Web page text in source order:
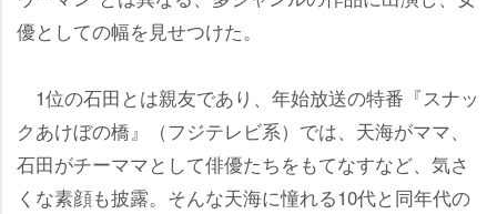
優としての幅を見せつけた。
1位の石田とは親友であり、年始放送の特番『スナッ
クあけぼの橋』（フジテレビ系）では、天海がママ、
石田がチーママとして俳優たちをもてなすなど、気さ
くな素顔も披露。そんな天海に憧れる10代と同年代の